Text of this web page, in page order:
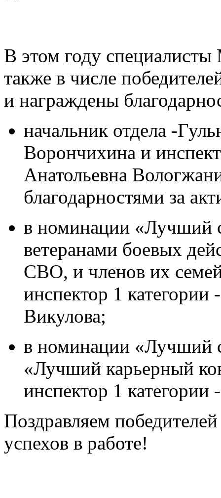
В этом году специалисты
также в числе
и награждены
начальник отдела -
Ворончихина и
Анатольевна
благодарностями за
в номинации «Лучший
ветеранами боевых
СВО, и членов их
инспектор 1 категории
Викулова;
в номинации «Лучший
«Лучший карьерный
инспектор 1 категории
Поздравляем
успехов в работе!